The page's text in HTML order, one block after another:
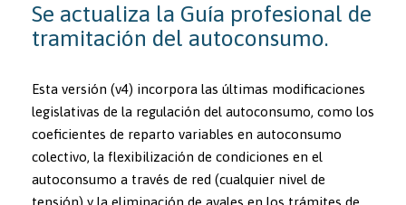
Se actualiza la Guía profesional de
tramitación del autoconsumo.
Esta versión (v4) incorpora las últimas modificaciones
legislativas de la regulación del autoconsumo, como los
coeficientes de reparto variables en autoconsumo
colectivo, la flexibilización de condiciones en el
autoconsumo a través de red (cualquier nivel de